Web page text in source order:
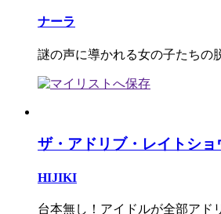
ナーラ
謎の声に導かれる女の子たちの
ザ・アドリブ・レイトショ
HIJIKI
台本無し！アイドルが全部アド